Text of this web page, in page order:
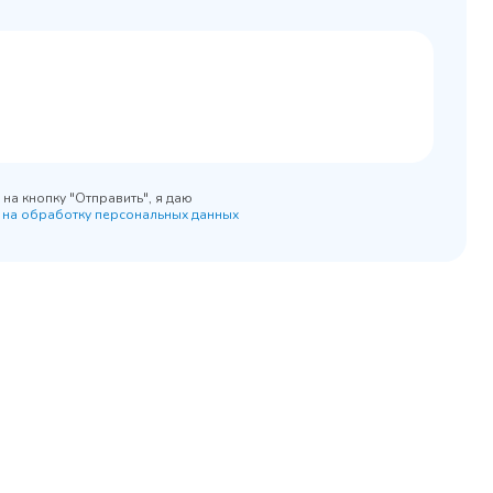
кнопку "Отправить", я даю
на обработку персональных данных